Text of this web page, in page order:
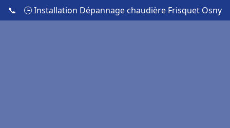
📞 🕒 Installation Dépannage chaudière Frisquet Osny